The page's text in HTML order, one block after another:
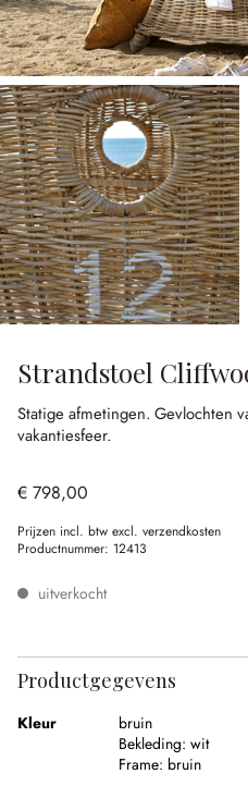
Strandstoel
Statige afmetingen. Gevlochten
vakantiesfeer.
€ 798,00
Prijzen incl. btw excl. verzendkosten
Productnummer: 12413
uitverkocht
Productgegevens
Kleur
bruin
Bekleding: wit
Frame: bruin